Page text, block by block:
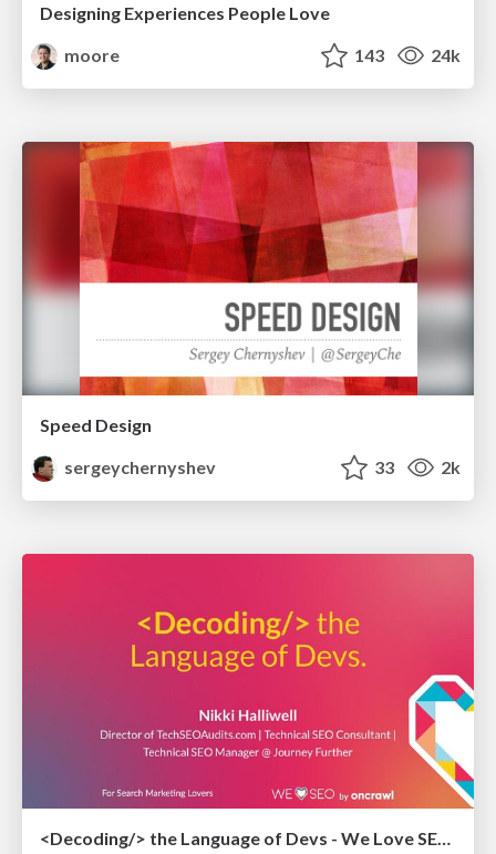
Designing Experiences People Love
moore
143 24k
Speed Design
sergeychernyshev
33 2k